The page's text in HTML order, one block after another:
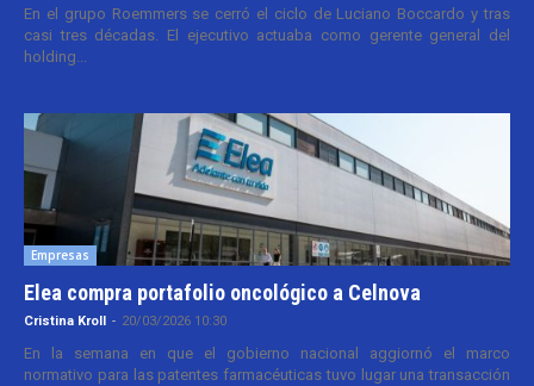
En el grupo Roemmers se cerró el ciclo de Luciano Boccardo y tras
casi tres décadas. El ejecutivo actuaba como gerente general del
holding...
Empresas
Elea compra portafolio oncológico a Celnova
Cristina Kroll - 20/03/2026 10:30
En la semana en que el gobierno nacional aggiornó el marco
normativo para las patentes farmacéuticas tuvo lugar una transacción